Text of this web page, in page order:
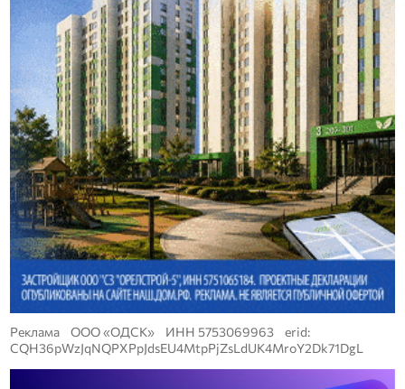
Реклама ООО «ОДСК» ИНН 5753069963 erid:
CQH36pWzJqNQPXPpJdsEU4MtpPjZsLdUK4MroY2Dk71DgL